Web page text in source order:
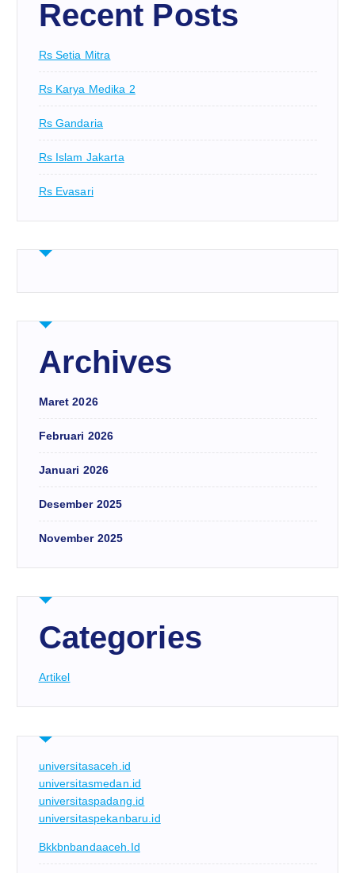
Recent Posts
Rs Setia Mitra
Rs Karya Medika 2
Rs Gandaria
Rs Islam Jakarta
Rs Evasari
Archives
Maret 2026
Februari 2026
Januari 2026
Desember 2025
November 2025
Categories
Artikel
universitasaceh.id
universitasmedan.id
universitaspadang.id
universitaspekanbaru.id
Bkkbnbandaaceh.id